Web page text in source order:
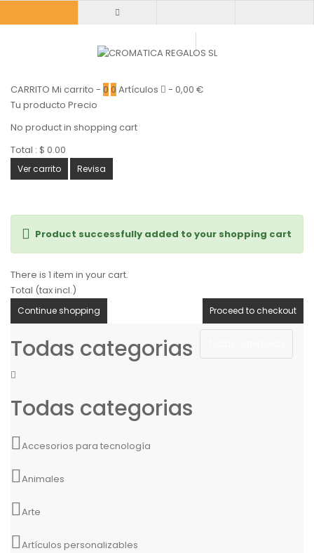
CARRITO Mi carrito - 0 0 Artículos - 0,00 €
Tu producto Precio
No product in shopping cart
Total : $ 0.00
Ver carrito Revisa
Product successfully added to your shopping cart
There is 1 item in your cart.
Total (tax incl.)
Continue shopping Proceed to checkout
Todas categorias
Todas categorias
Accesorios para tecnología
Animales
Arte
Artículos personalizables